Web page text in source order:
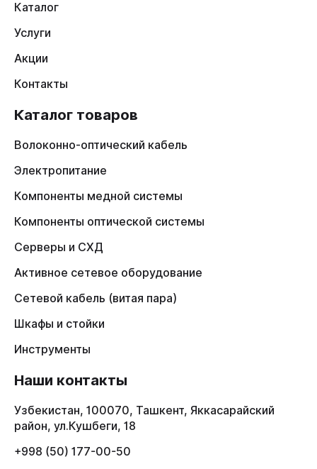
Каталог
Услуги
Акции
Контакты
Каталог товаров
Волоконно-оптический кабель
Электропитание
Компоненты медной системы
Компоненты оптической системы
Серверы и СХД
Активное сетевое оборудование
Сетевой кабель (витая пара)
Шкафы и стойки
Инструменты
Наши контакты
Узбекистан, 100070, Ташкент, Яккасарайский
район, ул.Кушбеги, 18
+998 (50) 177-00-50